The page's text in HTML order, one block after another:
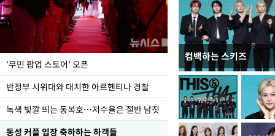
'무민 팝업 스토어' 오픈
반정부 시위대와 대치한 아르헨티나 경찰
녹색 빛깔 띄는 동복호…저수율은 절반 남짓
동성 커플 입장 축하하는 하객들
컴백하는 스키즈
지석천 뒤덮은 개구리